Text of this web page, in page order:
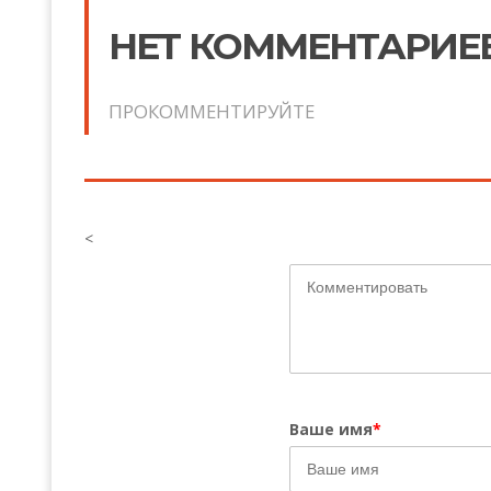
НЕТ
ПРОКОММЕНТИРУЙТЕ
<
Ваше имя*